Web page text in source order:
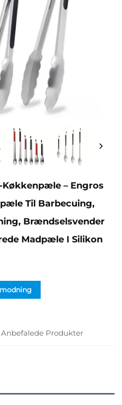
Køkkenpæle – Engros
Til Barbecuing,
Brændselsvender
Madpæle I Silikon
Anbefalede Produkter